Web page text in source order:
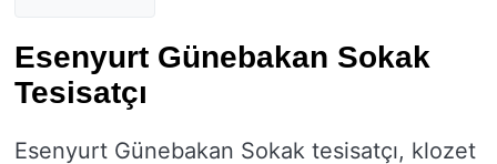
Esenyurt Günebakan Sokak
Tesisatçı
Esenyurt Günebakan Sokak tesisatçı, klozet